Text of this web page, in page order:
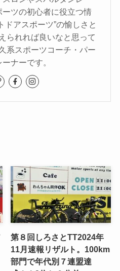
ツの初心者に役立つ情
ドアスポーツ”の愉しさと
られれば良いなと思って
系スポーツコーチ・パー
ナーです。
第８回しろさとTT2024年
11月速報リザルト。100km
部門で年代別７連盟達